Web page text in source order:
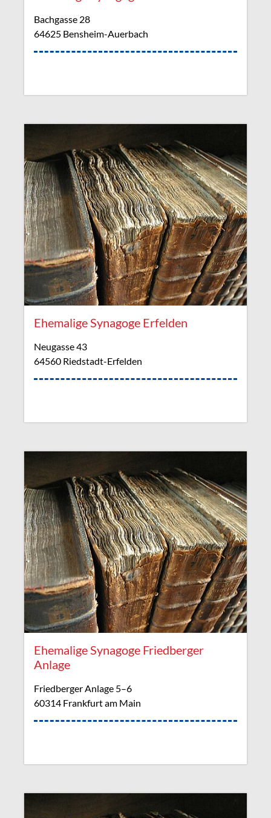
Bachgasse 28
64625 Bensheim-Auerbach
Ehemalige Synagoge Erfelden
Neugasse 43
64560 Riedstadt-Erfelden
Ehemalige Synagoge Friedberger
Anlage
Friedberger Anlage 5–6
60314 Frankfurt am Main